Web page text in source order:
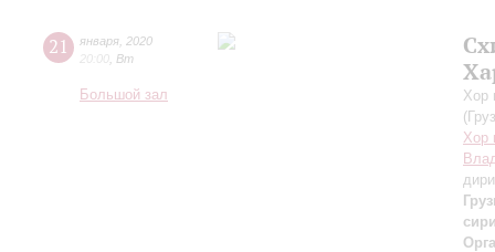
21 января 2020
20:00 Вт
Большой зал
Хор
Хор